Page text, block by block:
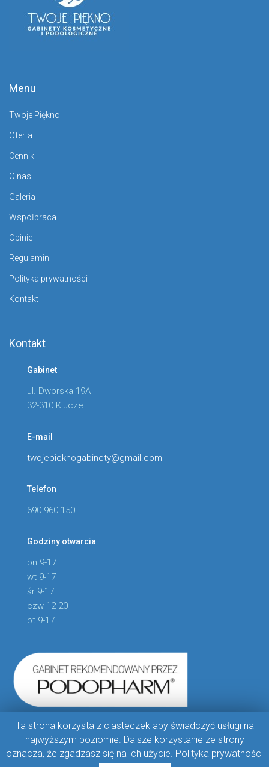
Menu
Twoje Piękno
Oferta
Cennik
O nas
Galeria
Współpraca
Opinie
Regulamin
Polityka prywatności
Kontakt
Kontakt
Gabinet
ul. Dworska 19A
32-310 Klucze
E-mail
twojepieknogabinety@gmail.com
Telefon
690 960 150
Godziny otwarcia
pn 9-17
wt 9-17
śr 9-17
czw 12-20
pt 9-17
Ta strona korzysta z ciasteczek aby świadczyć usługi na
najwyższym poziomie. Dalsze korzystanie ze strony
oznacza, że zgadzasz się na ich użycie. Polityka prywatności